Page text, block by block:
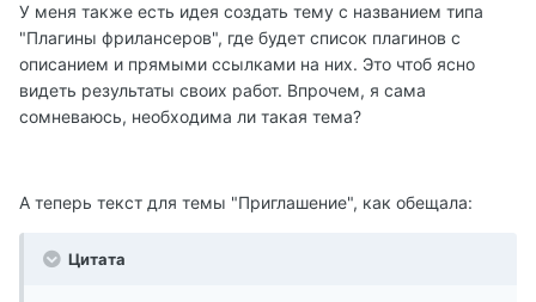
У меня также есть идея создать тему с названием типа
"Плагины фрилансеров", где будет список плагинов с
описанием и прямыми ссылками на них. Это чтоб ясно
видеть результаты своих работ. Впрочем, я сама
сомневаюсь, необходима ли такая тема?
А теперь текст для темы "Приглашение", как обещала:
Цитата